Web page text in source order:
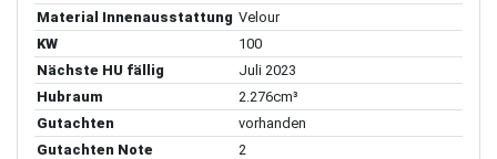
Material Innenausstattung Velour
KW
100
Nächste HU fällig
Juli 2023
Hubraum
2.276cm³
Gutachten
vorhanden
Gutachten Note
2